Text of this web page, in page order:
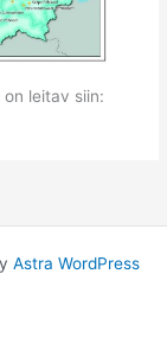
on leitav siin:
Astra WordPress